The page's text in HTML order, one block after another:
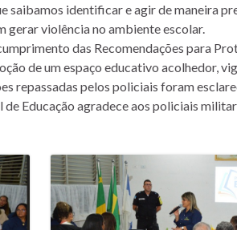
saibamos identificar e agir de maneira
gerar violência no ambiente escolar.
das Recomendações para
de um espaço educativo acolhedor,
repassadas pelos policiais foram
Educação agradece aos policiais